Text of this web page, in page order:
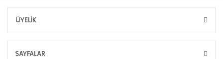
ÜYELİK
SAYFALAR